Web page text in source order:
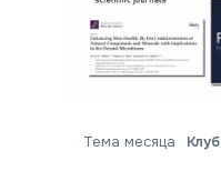
Тема месяца Клуб